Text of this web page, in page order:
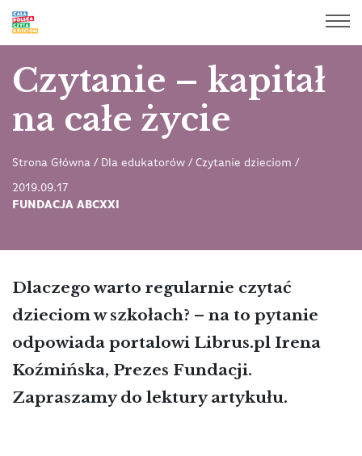
Czytanie – kapitał
na całe życie
Strona Główna / Dla edukatorów / Czytanie dzieciom /
2019.09.17
FUNDACJA ABCXXI
Dlaczego warto regularnie czytać
dzieciom w szkołach? – na to pytanie
odpowiada portalowi Librus.pl Irena
Koźmińska, Prezes Fundacji.
Zapraszamy do lektury artykułu.